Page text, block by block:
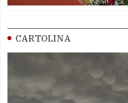
CARTOLINA